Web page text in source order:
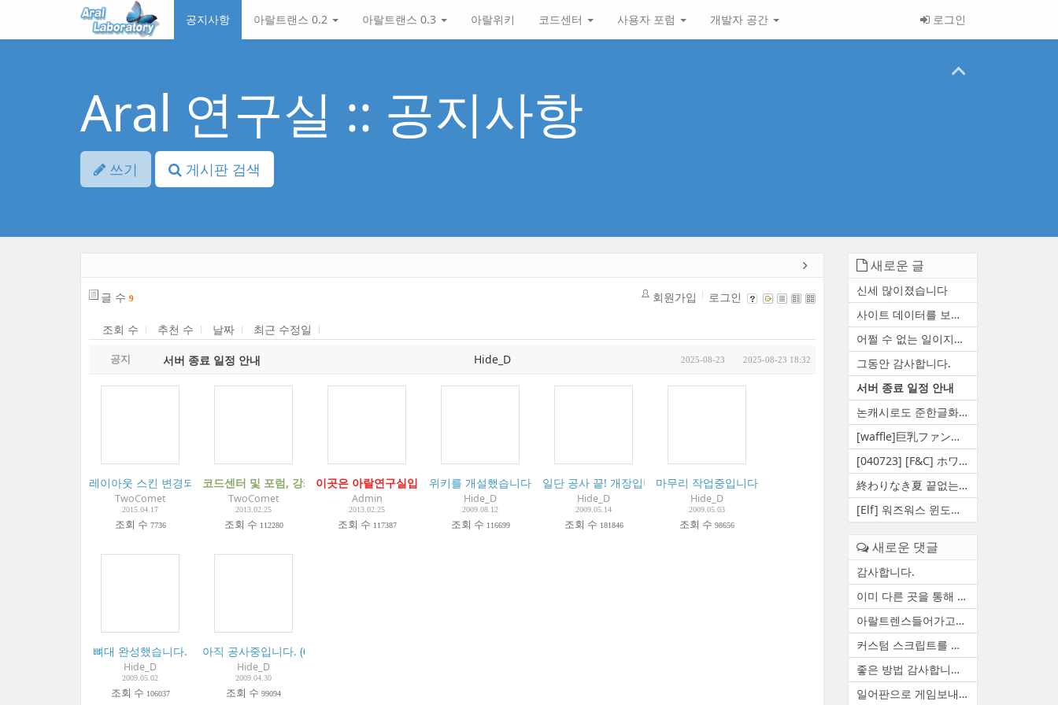
바
메
뉴
토
공지사항 아랄트랜스 0.2 아랄트랜스 0.3 아랄위키 코드센터 사용자 포럼 개발자 공간 로그인
Aral 연구실 :: 공지사항
쓰기 게시판 검색
글 수 9 회원가입 로그인
조회 수 추천 수 날짜 최근 수정일
공지 서버 종료 일정 안내 Hide_D 2025-08-23 2025-08-23 18:32
레이아웃 스킨 변경되었습니다. ( 39
TwoComet
2015.04.17
조회 수 7736
코드센터 및 포럼, 강좌 게시판을 복구했습니다. (62)
TwoComet
2013.02.25
조회 수 112280
이곳은 아랄연구실입니다. (67
Admin
2013.02.25
조회 수 117387
위키를 개설했습니다.
Hide_D
2009.08.12
조회 수 116699
일단 공사 끝! 개장입니다 (53)
Hide_D
2009.05.14
조회 수 181846
마무리 작업중입니다.
Hide_D
2009.05.03
조회 수 98656
뼈대 완성했습니다.
Hide_D
2009.05.02
조회 수 106037
아직 공사중입니다. (6
Hide_D
2009.04.30
조회 수 99094
새로운 글
신세 많이졌습니다
사이트 데이터를 보존하거나 ...
어쩔 수 없는 일이지만 참 아...
그동안 감사합니다.
서버 종료 일정 안내
논캐시로도 준한글화 만들 수 ...
[waffle]巨乳ファンタジー5 王...
[040723] [F&C] ホワイト...
終わりなき夏 끝없는여름 영원...
[Elf] 워즈워스 윈도우 10 대...
새로운 댓글
감사합니다.
이미 다른 곳을 통해 자료 백...
아랄트렌스들어가고요 함수하...
커스텀 스크립트를 정상적으로...
좋은 방법 감사합니다. 한번 ...
일어판으로 게임보내줄수있습니다